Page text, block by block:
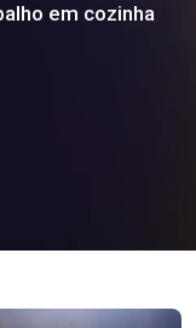
em cozinha